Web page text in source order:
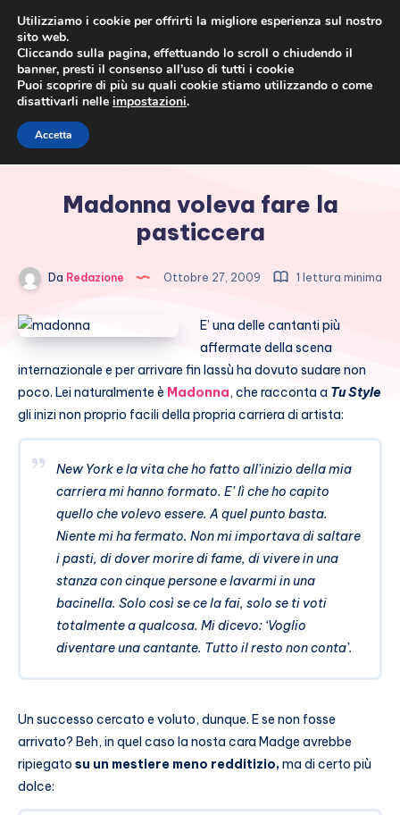
Madonna voleva fare la
pasticcera
Da Redazione Ottobre 27, 2009 1 lettura minima
E’ una delle cantanti più
affermate della scena
internazionale e per arrivare fin lassù ha dovuto sudare non
poco. Lei naturalmente è Madonna, che racconta a Tu Style
gli inizi non proprio facili della propria carriera di artista:
New York e la vita che ho fatto all’inizio della mia
carriera mi hanno formato. E’ lì che ho capito
quello che volevo essere. A quel punto basta.
Niente mi ha fermato. Non mi importava di saltare
i pasti, di dover morire di fame, di vivere in una
stanza con cinque persone e lavarmi in una
bacinella. Solo così se ce la fai, solo se ti voti
totalmente a qualcosa. Mi dicevo: ‘Voglio
diventare una cantante. Tutto il resto non conta’.
Un successo cercato e voluto, dunque. E se non fosse
arrivato? Beh, in quel caso la nosta cara Madge avrebbe
ripiegato su un mestiere meno redditizio,ma di certo più
dolce:
Utilizziamo i cookie per offrirti la migliore esperienza sul nostro
sito web.
Cliccando sulla pagina, effettuando lo scroll o chiudendo il
banner, presti il consenso all’uso di tutti i cookie
Puoi scoprire di più su quali cookie stiamo utilizzando o come
disattivarli nelle impostazioni.
Accetta